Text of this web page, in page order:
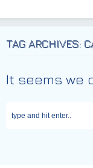
TAG ARCHIVES:
It seems we